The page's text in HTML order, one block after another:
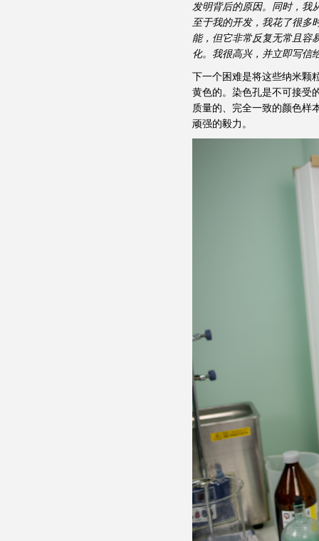
发明背后的原因。同时，我
至于我的开发，我花了很多
能，但它非常反复无常且
化。我很高兴，并立即写信
下一个困难是将这些纳米颗
黄色的。染色孔是不可接受
质量的、完全一致的颜色样
顽强的毅力。